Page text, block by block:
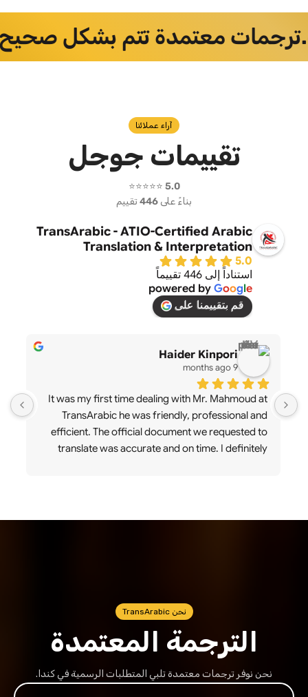
ترجمات معتمدة تتم ببراعة.
آراء عملائنا
تقييمات جوجل
5.0
⭐⭐⭐⭐⭐
بناءً على 446تقييم
TransArabic - ATIO-Certified Arabic
Translation & Interpretation
5.0
استناداً إلى 446 تقييماً
powered by Google
قم بتقييمنا على
Haider Kinpori
9 months ago
It was my first time dealing with Mr. Mahmoud at
TransArabic he was friendly, professional and
efficient. The official document we requested to
translate was accurate and on time. I definitely
نحن TransArabic
الترجمة المعتمدة
نحن نوفر ترجمات معتمدة تلبي المتطلبات الرسمية في كندا.